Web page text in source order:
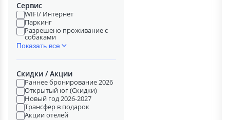
Сервис
WIFI/ Интернет
Паркинг
Разрешено проживание с
собаками
Показать все
Скидки / Акции
Раннее бронирование 2026
Открытый юг (Скидки)
Новый год 2026-2027
Трансфер в подарок
Акции отелей